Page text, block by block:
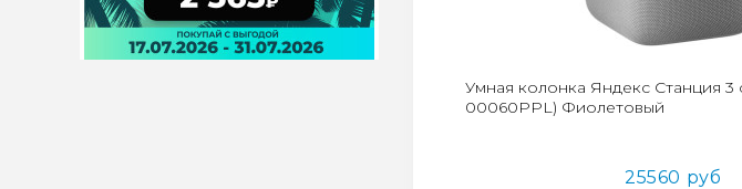
Умная колонка Яндекс Станция 3
00060PPL) Фиолетовый
25560 руб